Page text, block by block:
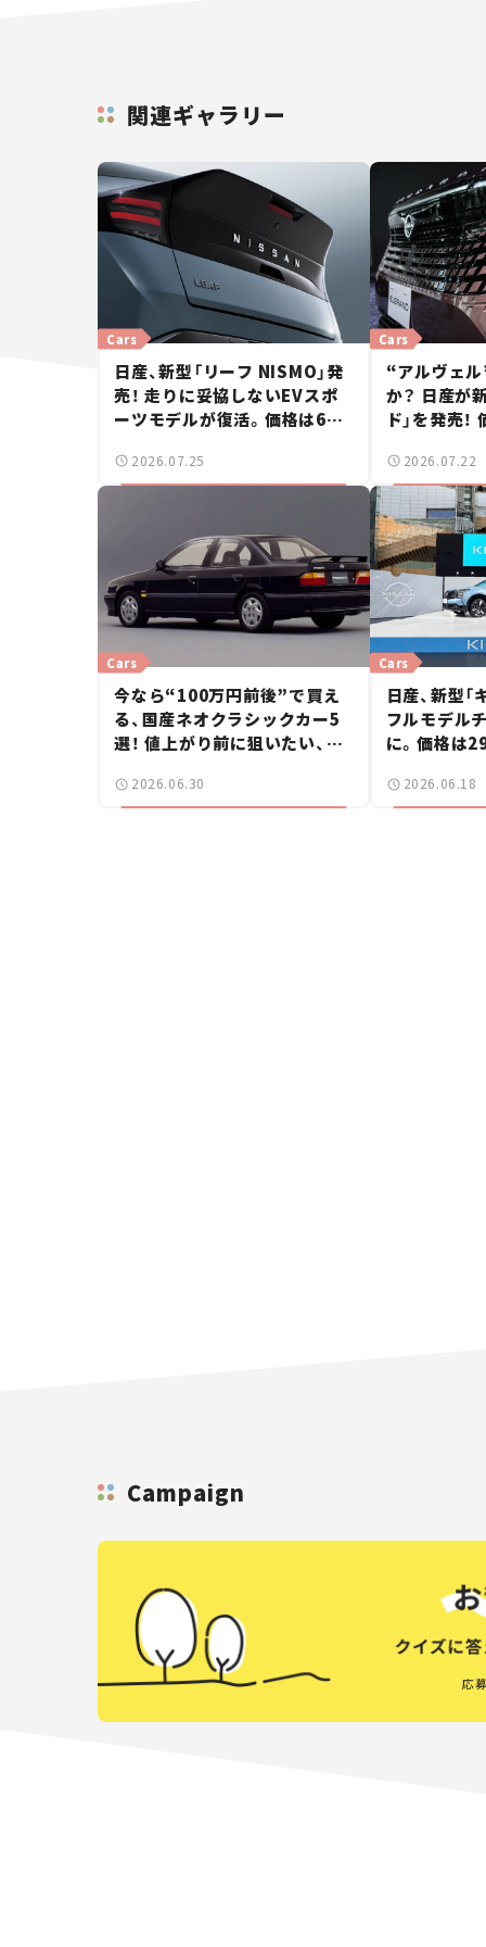
関連ギャラリー
Cars
日産、新型「リーフ NISMO」発
売！ 走りに妥協しないEVスポ
ーツモデルが復活。価格は660
2026.07.25
Cars
“アルヴェ
か？ 日産が
ド」を発売
2026.07.22
Cars
今なら“100万円前後”で買え
る、国産ネオクラシックカー5
選！ 値上がり前に狙いたい、中
イケてるマイカー選び #02
2026.06.30
Cars
日産、新型「
フルモデル
に。価格は
2026.06.18
Campaign
応